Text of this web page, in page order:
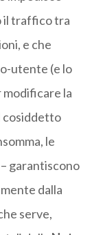
il traffico tra
e che
utente (e lo
modificare la
cosiddetto
le
garantiscono
dalla
serve,